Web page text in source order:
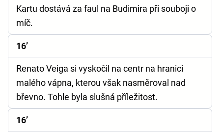
Kartu dostává za faul na Budimira při souboji o
míč.
16’
Renato Veiga si vyskočil na centr na hranici
malého vápna, kterou však nasměroval nad
břevno. Tohle byla slušná příležitost.
16’